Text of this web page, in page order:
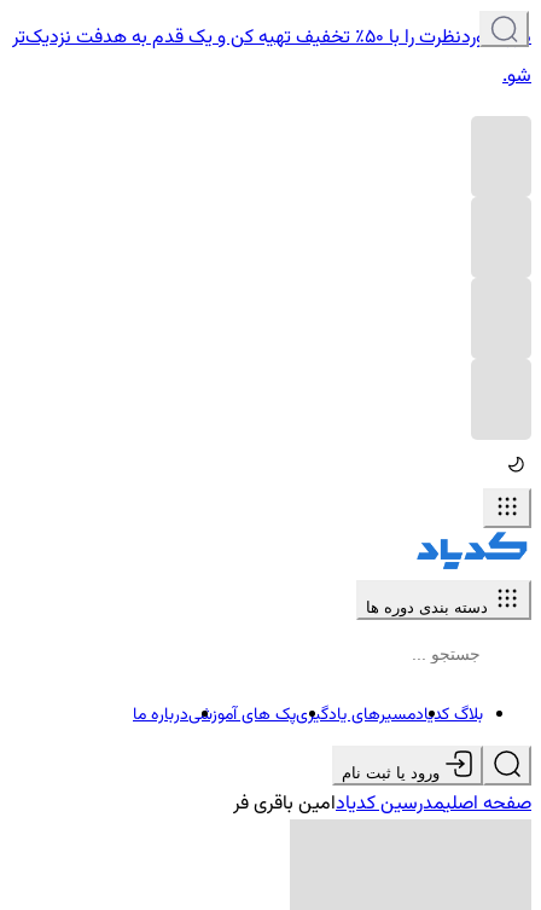
دوره موردنظرت را با ۵۰٪ تخفیف تهیه کن و یک قدم به هدفت نزدیک‌تر
شو.
دسته بندی دوره ها
بلاگ کدیادمسیرهای یادگیریپک های آموزشیدرباره ما
ورود یا ثبت نام
صفحه اصلیمدرسین کدیادامین باقری فر